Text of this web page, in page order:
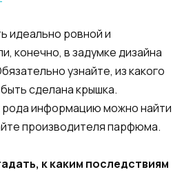
идеально ровной и
конечно, в задумке дизайна
узнайте, из какого
сделана крышка.
информацию можно найти
производителя парфюма.
к каким последствиям